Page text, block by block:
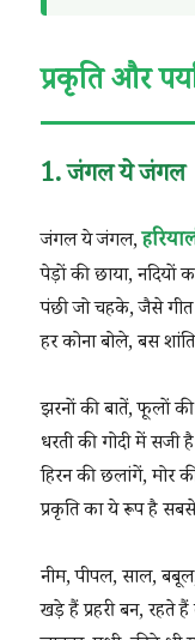
प्रकृति और
1. जंगल ये जंगल
जंगल ये जंगल,
पेड़ों की छाया, नदियों
पंछी जो चहके, जैसे
हर कोना बोले, बस
झरनों की बातें, फूलों
धरती की गोदी में सजी
हिरन की छलांगें, मोर
प्रकृति का ये रूप है
नीम, पीपल, साल,
खड़े हैं प्रहरी बन, रहते